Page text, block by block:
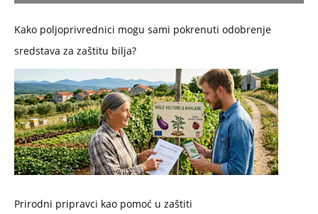
Kako poljoprivrednici mogu sami pokrenuti odobrenje
sredstava za zaštitu bilja?
Prirodni pripravci kao pomoć u zaštiti